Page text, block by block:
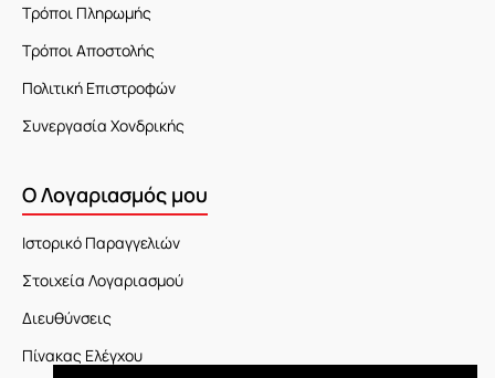
Τρόποι Πληρωμής
Τρόποι Αποστολής
Πολιτική Επιστροφών
Συνεργασία Χονδρικής
Ο Λογαριασμός μου
Ιστορικό Παραγγελιών
Στοιχεία Λογαριασμού
Διευθύνσεις
Πίνακας Ελέγχου